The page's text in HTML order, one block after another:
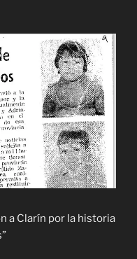
a Clarín por la historia